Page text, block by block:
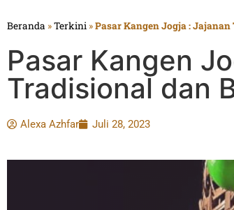
Beranda »Terkini »Pasar Kangen Jogja :
Pasar Kangen
Tradisional dan
Alexa Azhfar Juli 28, 2023